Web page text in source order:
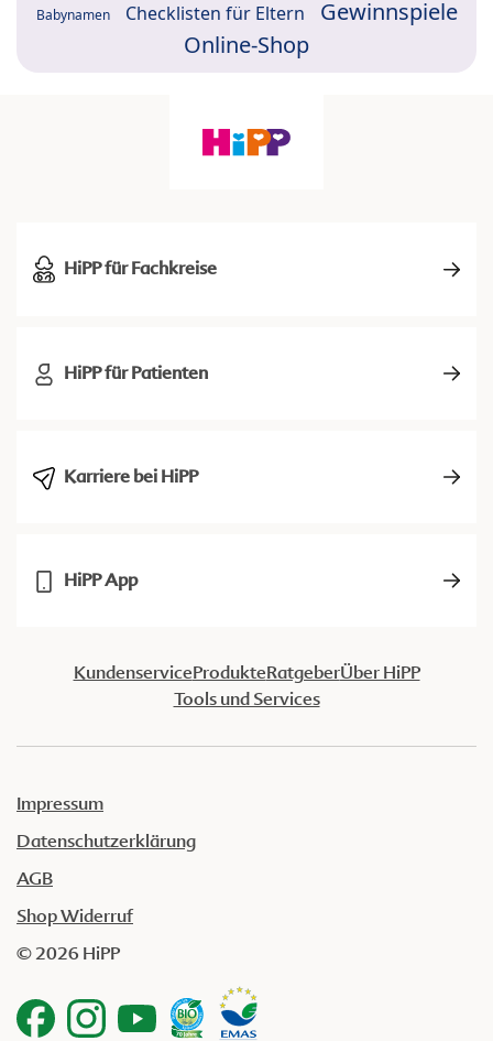
Babynamen Checklisten für Eltern
Gewinnspiele
Online-Shop
HiPP für Fachkreise
HiPP für Patienten
Karriere bei HiPP
HiPP App
KundenserviceProdukteRatgeberÜber HiPP
Tools und Services
Impressum
Datenschutzerklärung
AGB
Shop Widerruf
© 2026 HiPP